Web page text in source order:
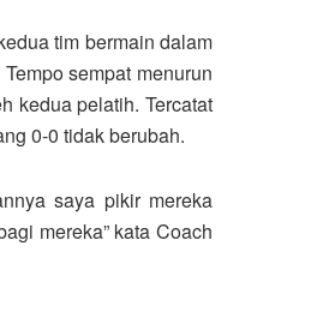
tim bermain dalam
sempat menurun
kedua pelatih. Tercatat
0-0 tidak berubah.
saya pikir mereka
mereka” kata Coach